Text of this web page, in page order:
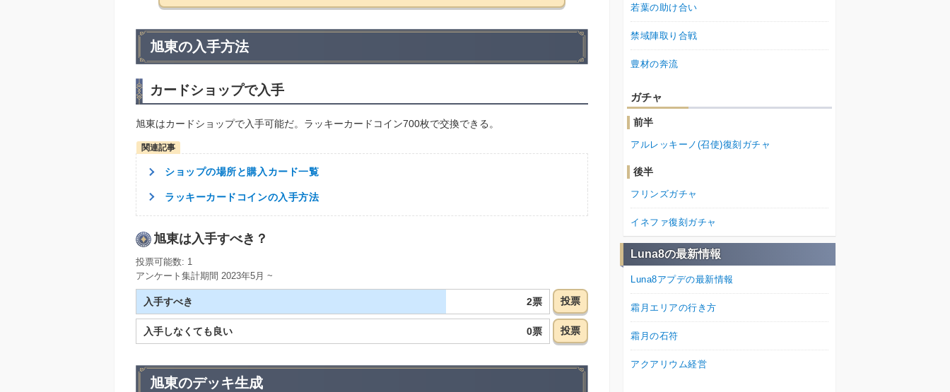
旭東の入手方法
カードショップで入手
旭東はカードショップで入手可能だ。ラッキーカードコイン700枚で交換できる。
ショップの場所と購入カード一覧
ラッキーカードコインの入手方法
旭東は入手すべき？
投票可能数: 1
アンケート集計期間 2023年5月 ~
入手すべき 2票 投票
入手しなくても良い 0票 投票
旭東のデッキ生成
若葉の助け合い
禁域陣取り合戦
豊材の奔流
ガチャ
前半
アルレッキーノ(召使)復刻ガチャ
後半
フリンズガチャ
イネファ復刻ガチャ
Luna8の最新情報
Luna8アプデの最新情報
霜月エリアの行き方
霜月の石符
アクアリウム経営